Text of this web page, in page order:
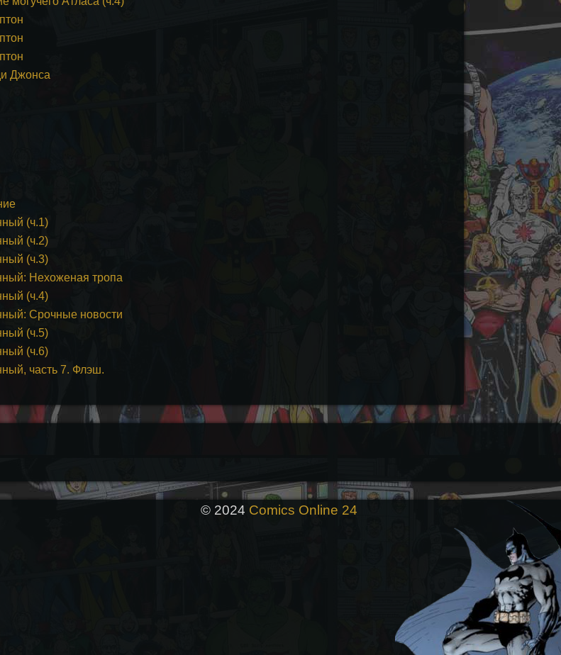
Джонса
(ч.1)
(ч.2)
(ч.3)
Нехоженая тропа
(ч.4)
Срочные новости
(ч.5)
(ч.6)
часть 7. Флэш.
© 2024 Comics Online 24